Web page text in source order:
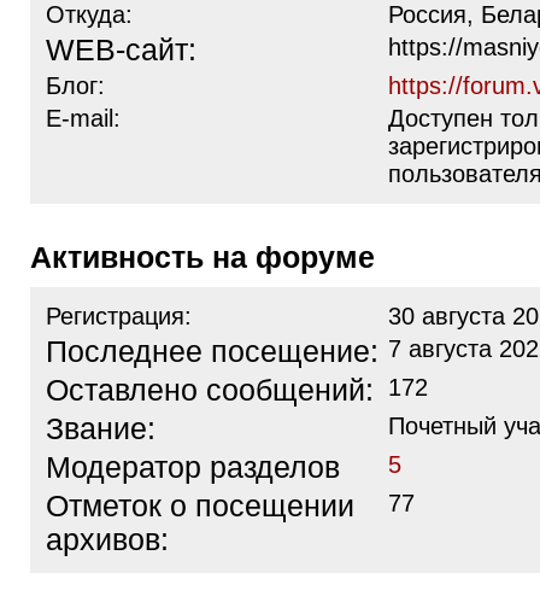
Откуда: Россия,
WEB-сайт:
https://
Блог:
https://
E-mail:
Доступен
Активность на форуме
Регистрация: 30 августа
Последнее посещение: 7 августа
Оставлено сообщений: 172
Звание: Почетный
Модератор разделов 5
Отметок о посещении
архивов:
77